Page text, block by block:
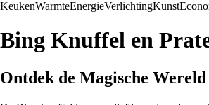
KeukenWarmteEnergieVerlichtingKunst
Bing Knuffel en
Ontdek de Magische